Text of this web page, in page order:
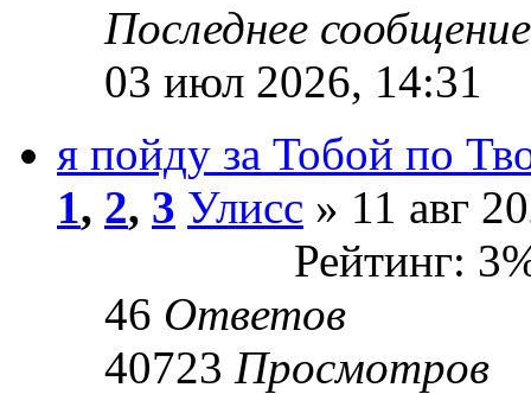
Последнее
03 июл 2026, 14:31
я пойду за Тобой по
1, 2, 3 Улисс » 11 авг
Рейтинг:
46 Ответов
40723 Просмотров